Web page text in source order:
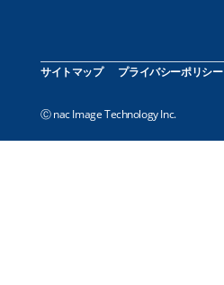
サイトマップ プライバシーポリシー
Ⓒ nac Image Technology Inc.